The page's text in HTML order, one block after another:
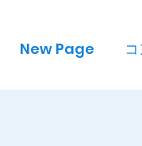
New Page